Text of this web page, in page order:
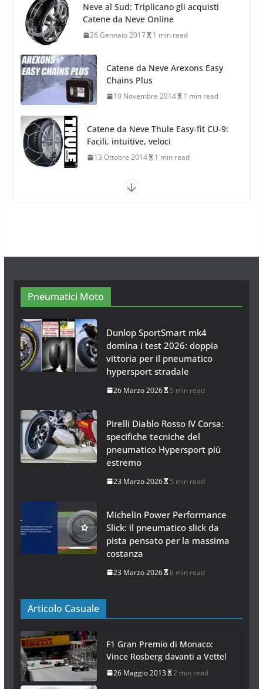
Stagioni 2022
17 Febbraio 2022
Catene da Neve Arexons Easy
Chains Plus
10 Novembre 2014 1 min read
Catene da Neve Thule Easy-fit CU-9:
Facili, intuitive, veloci
13 Ottobre 2014 1 min read
Calze da Neve Arexocks by
Arexons
26 Ottobre 2013 1 min read
Calze da Neve per Auto 2025:
26 Gennaio 2017
Pneumatici Moto
Dunlop SportSmart mk4
domina i test 2026: doppia
vittoria per il pneumatico
hypersport stradale
26 Marzo 2026 5 min read
Pirelli Diablo Rosso IV Corsa:
specifiche tecniche del
pneumatico Hypersport più
estremo
23 Marzo 2026 5 min read
Michelin Power Performance
Slick: il pneumatico slick da
pista pensato per la massima
costanza
23 Marzo 2026 6 min read
Articolo Casuale
F1 Gran Premio di Monaco:
Vince Rosberg davanti a Vettel
26 Maggio 2013 2 min read